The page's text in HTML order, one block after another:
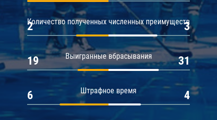
Количество полученных численных преимуществ
2 3
Выигранные вбрасывания
19 31
Штрафное время
6 4